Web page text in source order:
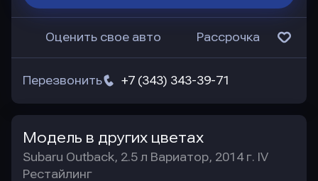
Оценить свое авто Рассрочка
+7 (343) 343-39-71
Перезвонить
Модель в других цветах
Subaru Outback, 2.5 л Вариатор, 2014 г. IV
Рестайлинг